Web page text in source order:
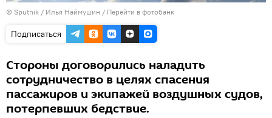
© Sputnik / Илья Наймушин / Перейти в фотобанк
Подписаться
Стороны договорились наладить
сотрудничество в целях спасения
пассажиров и экипажей воздушных судов,
потерпевших бедствие.